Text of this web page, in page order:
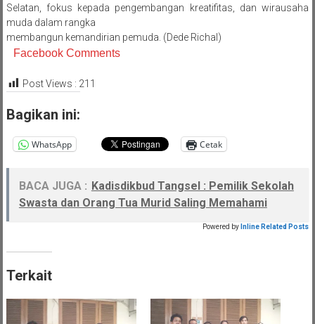
Selatan, fokus kepada pengembangan kreatifitas, dan wirausaha
muda dalam rangka
membangun kemandirian pemuda. (Dede Richal)
Facebook Comments
Post Views : 211
Bagikan ini:
WhatsApp Cetak
BACA JUGA : Kadisdikbud Tangsel : Pemilik Sekolah
Swasta dan Orang Tua Murid Saling Memahami
Powered by Inline Related Posts
Terkait